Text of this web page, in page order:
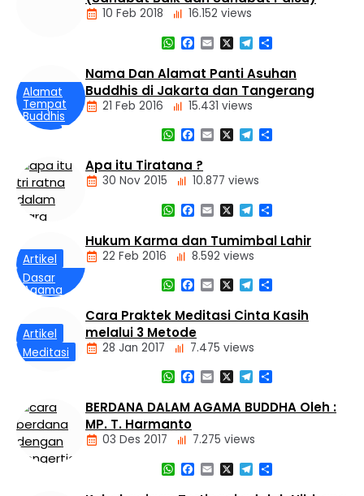
10 Feb 2018 16.152 views
WhatsApp
Facebook
Email
X Telegram
Share
Alamat
Tempat
Buddhis
Berita
Nasional
Panti
Asuhan
Nama Dan Alamat Panti Asuhan
Buddhis di Jakarta dan Tangerang
21 Feb 2016 15.431 views
WhatsApp
Facebook
Email
X Telegram
Share
Dasar
Agama
Buddha
Tiga
Apa itu Tiratana ?
30 Nov 2015 10.877 views
WhatsApp
Facebook
Email
X Telegram
Share
Artikel
Dasar
Agama
Buddha
Hukum
Kamma
dan
Tumimbal-
Hukum Karma dan Tumimbal Lahir
22 Feb 2016 8.592 views
WhatsApp
Facebook
Email
X Telegram
Share
Artikel
Meditasi
Cara Praktek Meditasi Cinta Kasih
melalui 3 Metode
28 Jan 2017 7.475 views
WhatsApp
Facebook
Email
X Telegram
Share
BERDANA DALAM AGAMA BUDDHA Oleh :
MP. T. Harmanto
03 Des 2017 7.275 views
WhatsApp
Facebook
Email
X Telegram
Share